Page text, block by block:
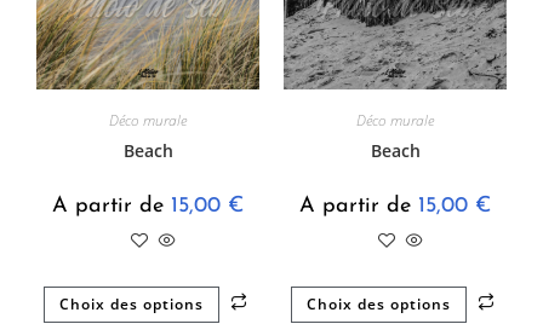
Déco murale
Beach
A partir de 15,00 €
Choix des options
Déco murale
Beach
A partir de 15,00 €
Choix des options